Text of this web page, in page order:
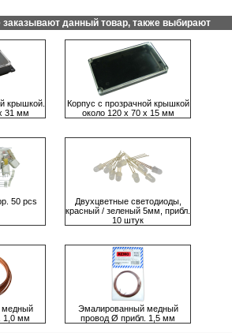
заказывают данный товар, также выбирают
крышкой.
31 мм
Корпус с прозрачной крышкой
около 120 х 70 х 15 мм
50 pcs
Двухцветные светодиоды,
красный / зеленый 5мм, прибл.
10 штук
медный
1,0 мм
Эмалированный медный
провод Ø прибл. 1,5 мм